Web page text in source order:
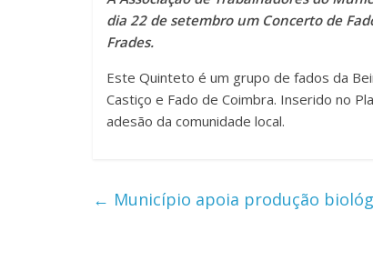
dia 22 de setembro um Concerto de
Frades.
Este Quinteto é um grupo de fados da
Castiço e Fado de Coimbra. Inserido no
adesão da comunidade local.
← Município apoia produção